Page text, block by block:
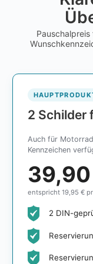
2 Schilder
Auch für
Kennzeichen
entspricht 19,95 €
2 DIN-